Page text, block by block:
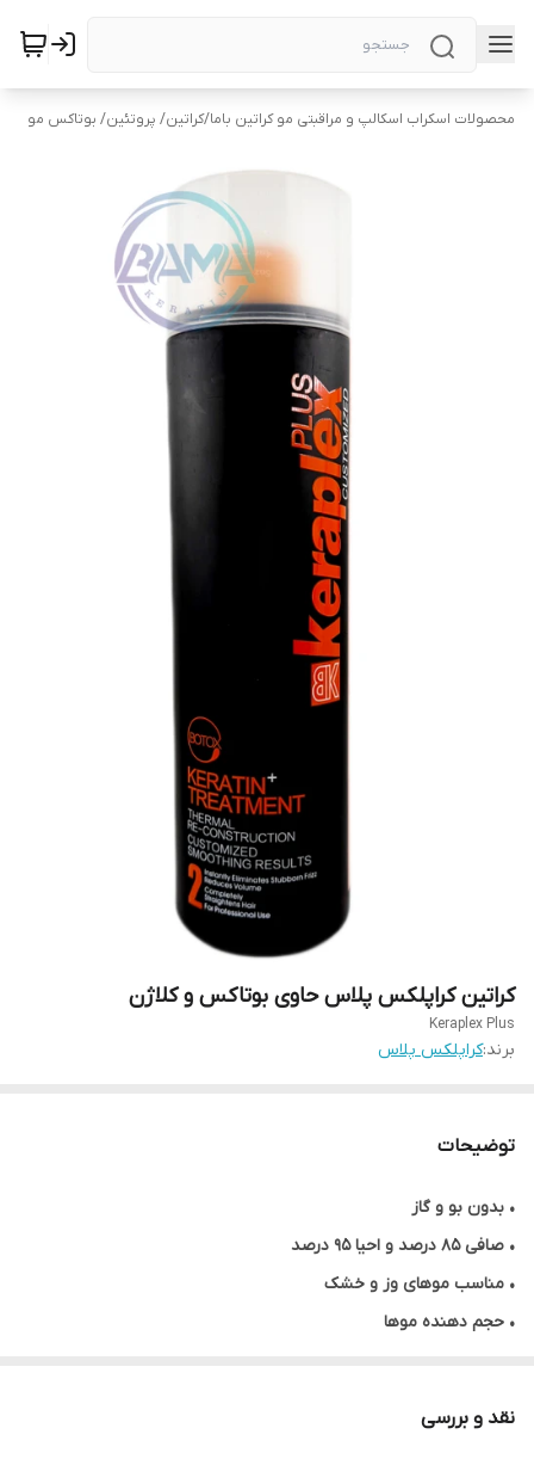
محصولات اسکراب اسکالپ و مراقبتی مو کراتین باما/کراتین/ پروتئین/ بوتاکس مو
کراتین کراپلکس پلاس حاوی بوتاکس و کلاژن
Keraplex Plus
برند:کراپلکس پلاس
توضیحات
• بدون بو و گاز
• صافی ۸۵ درصد و احیا ۹۵ درصد
• مناسب موهای وز و خشک
• حجم دهنده موها
• فاقد مواد شیمیایی و گازهای سمی
نقد و بررسی